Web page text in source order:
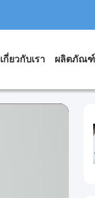
เกี่ยวกับเรา ผลิตภัณฑ์